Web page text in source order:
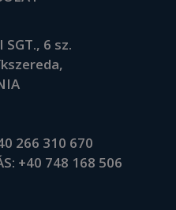
SGT., 6 sz.
266 310 670
+40 748 168 506